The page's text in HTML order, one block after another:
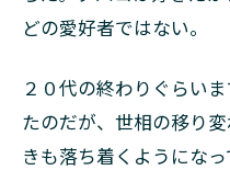
どの愛好者ではない。
２０代の終わりぐらい
たのだが、世相の移り
きも落ち着くようになっ